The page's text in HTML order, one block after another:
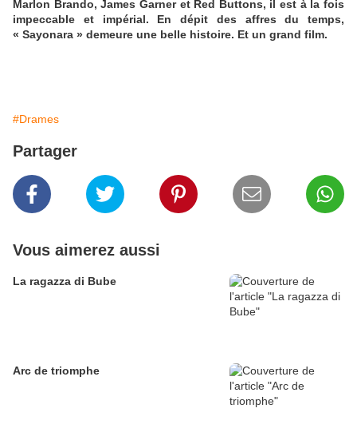
Marlon Brando, James Garner et Red Buttons, il est à la fois
impeccable et impérial. En dépit des affres du temps,
« Sayonara » demeure une belle histoire. Et un grand film.
#Drames
Partager
Vous aimerez aussi
La ragazza di Bube
Arc de triomphe